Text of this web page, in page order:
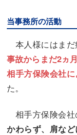
当事務所の活動
本人様にはまだ
事故からまだ2ヵ
相手方保険会社
た。
相手方保険会社
かわらず、肩な